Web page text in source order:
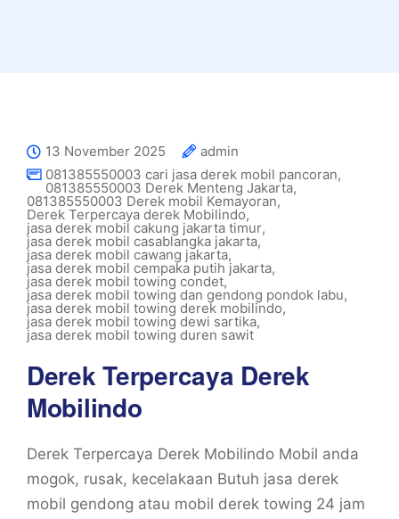
13 November 2025
admin
081385550003 cari jasa derek mobil pancoran,
081385550003 Derek Menteng Jakarta,
081385550003 Derek mobil Kemayoran,
Derek Terpercaya derek Mobilindo,
jasa derek mobil cakung jakarta timur,
jasa derek mobil casablangka jakarta,
jasa derek mobil cawang jakarta,
jasa derek mobil cempaka putih jakarta,
jasa derek mobil towing condet,
jasa derek mobil towing dan gendong pondok labu,
jasa derek mobil towing derek mobilindo,
jasa derek mobil towing dewi sartika,
jasa derek mobil towing duren sawit
Derek Terpercaya Derek
Mobilindo
Derek Terpercaya Derek Mobilindo Mobil anda
mogok, rusak, kecelakaan Butuh jasa derek
mobil gendong atau mobil derek towing 24 jam